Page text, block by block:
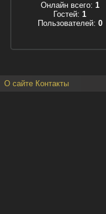
Онлайн всего: 1
Гостей: 1
Пользователей: 0
О сайте Контакты